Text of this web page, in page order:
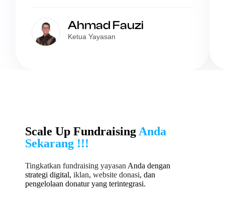
Ahmad Fauzi
Ketua Yayasan
Scale Up FundraisingAnda
Sekarang !!!
Tingkatkan fundraising yayasan Anda dengan
strategi digital, iklan, website donasi, dan
pengelolaan donatur yang terintegrasi.